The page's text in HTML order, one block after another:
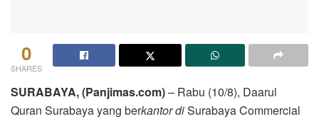
0
SHARES
SURABAYA, (Panjimas.com)– Rabu (10/8), Daarul
Quran Surabaya yang berkantor diSurabaya Commercial